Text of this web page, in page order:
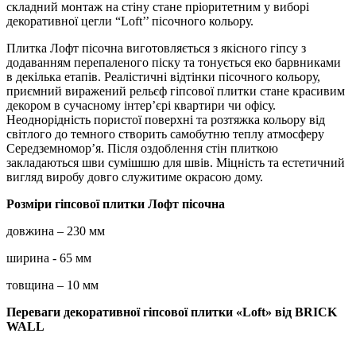
складний монтаж на стіну стане пріоритетним у виборі
декоративної цегли “Loft’’ пісочного кольору.
Плитка Лофт пісочна виготовляється з якісного гіпсу з
додаванням перепаленого піску та тонується еко барвниками
в декілька етапів. Реалістичні відтінки пісочного кольору,
приємний виражений рельєф гіпсової плитки стане красивим
декором в сучасному інтер’єрі квартири чи офісу.
Неоднорідність пористої поверхні та розтяжка кольору від
світлого до темного створить самобутню теплу атмосферу
Середземномор’я. Після оздоблення стін плиткою
закладаються шви сумішшю для швів. Міцність та естетичний
вигляд виробу довго служитиме окрасою дому.
Розміри гіпсової плитки Лофт пісочна
довжина – 230 мм
ширина - 65 мм
товщина – 10 мм
Переваги декоративної гіпсової плитки «Loft» від BRICK
WALL